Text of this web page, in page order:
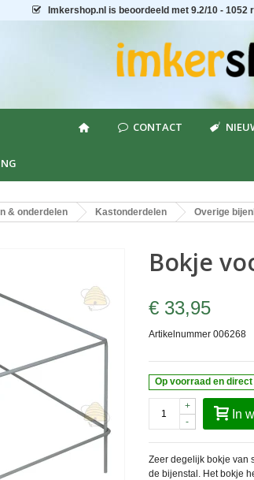
Imkershop.nl is beoordeeld met 9.2/10 - 1052
CONTACT
& onderdelen Kastonderdelen Overige
Bokje
€ 33,95
Artikelnummer 006268
Op voorraad en
-
+
In
Zeer degelijk bokje van
de bijenstal. Het bokje